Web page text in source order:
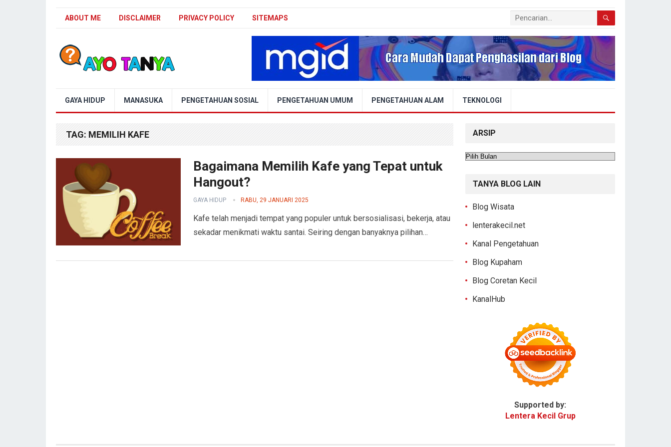
ABOUT ME DISCLAIMER PRIVACY POLICY SITEMAPS
GAYA HIDUP MANASUKA PENGETAHUAN SOSIAL PENGETAHUAN UMUM PENGETAHUAN ALAM TEKNOLOGI
TAG: MEMILIH KAFE
Bagaimana Memilih Kafe yang Tepat untuk
Hangout?
GAYA HIDUP RABU, 29 JANUARI 2025
Kafe telah menjadi tempat yang populer untuk bersosialisasi, bekerja, atau
sekadar menikmati waktu santai. Seiring dengan banyaknya pilihan…
ARSIP
Arsip
TANYA BLOG LAIN
Blog Wisata
lenterakecil.net
Kanal Pengetahuan
Blog Kupaham
Blog Coretan Kecil
KanalHub
Supported by:
Lentera Kecil Grup